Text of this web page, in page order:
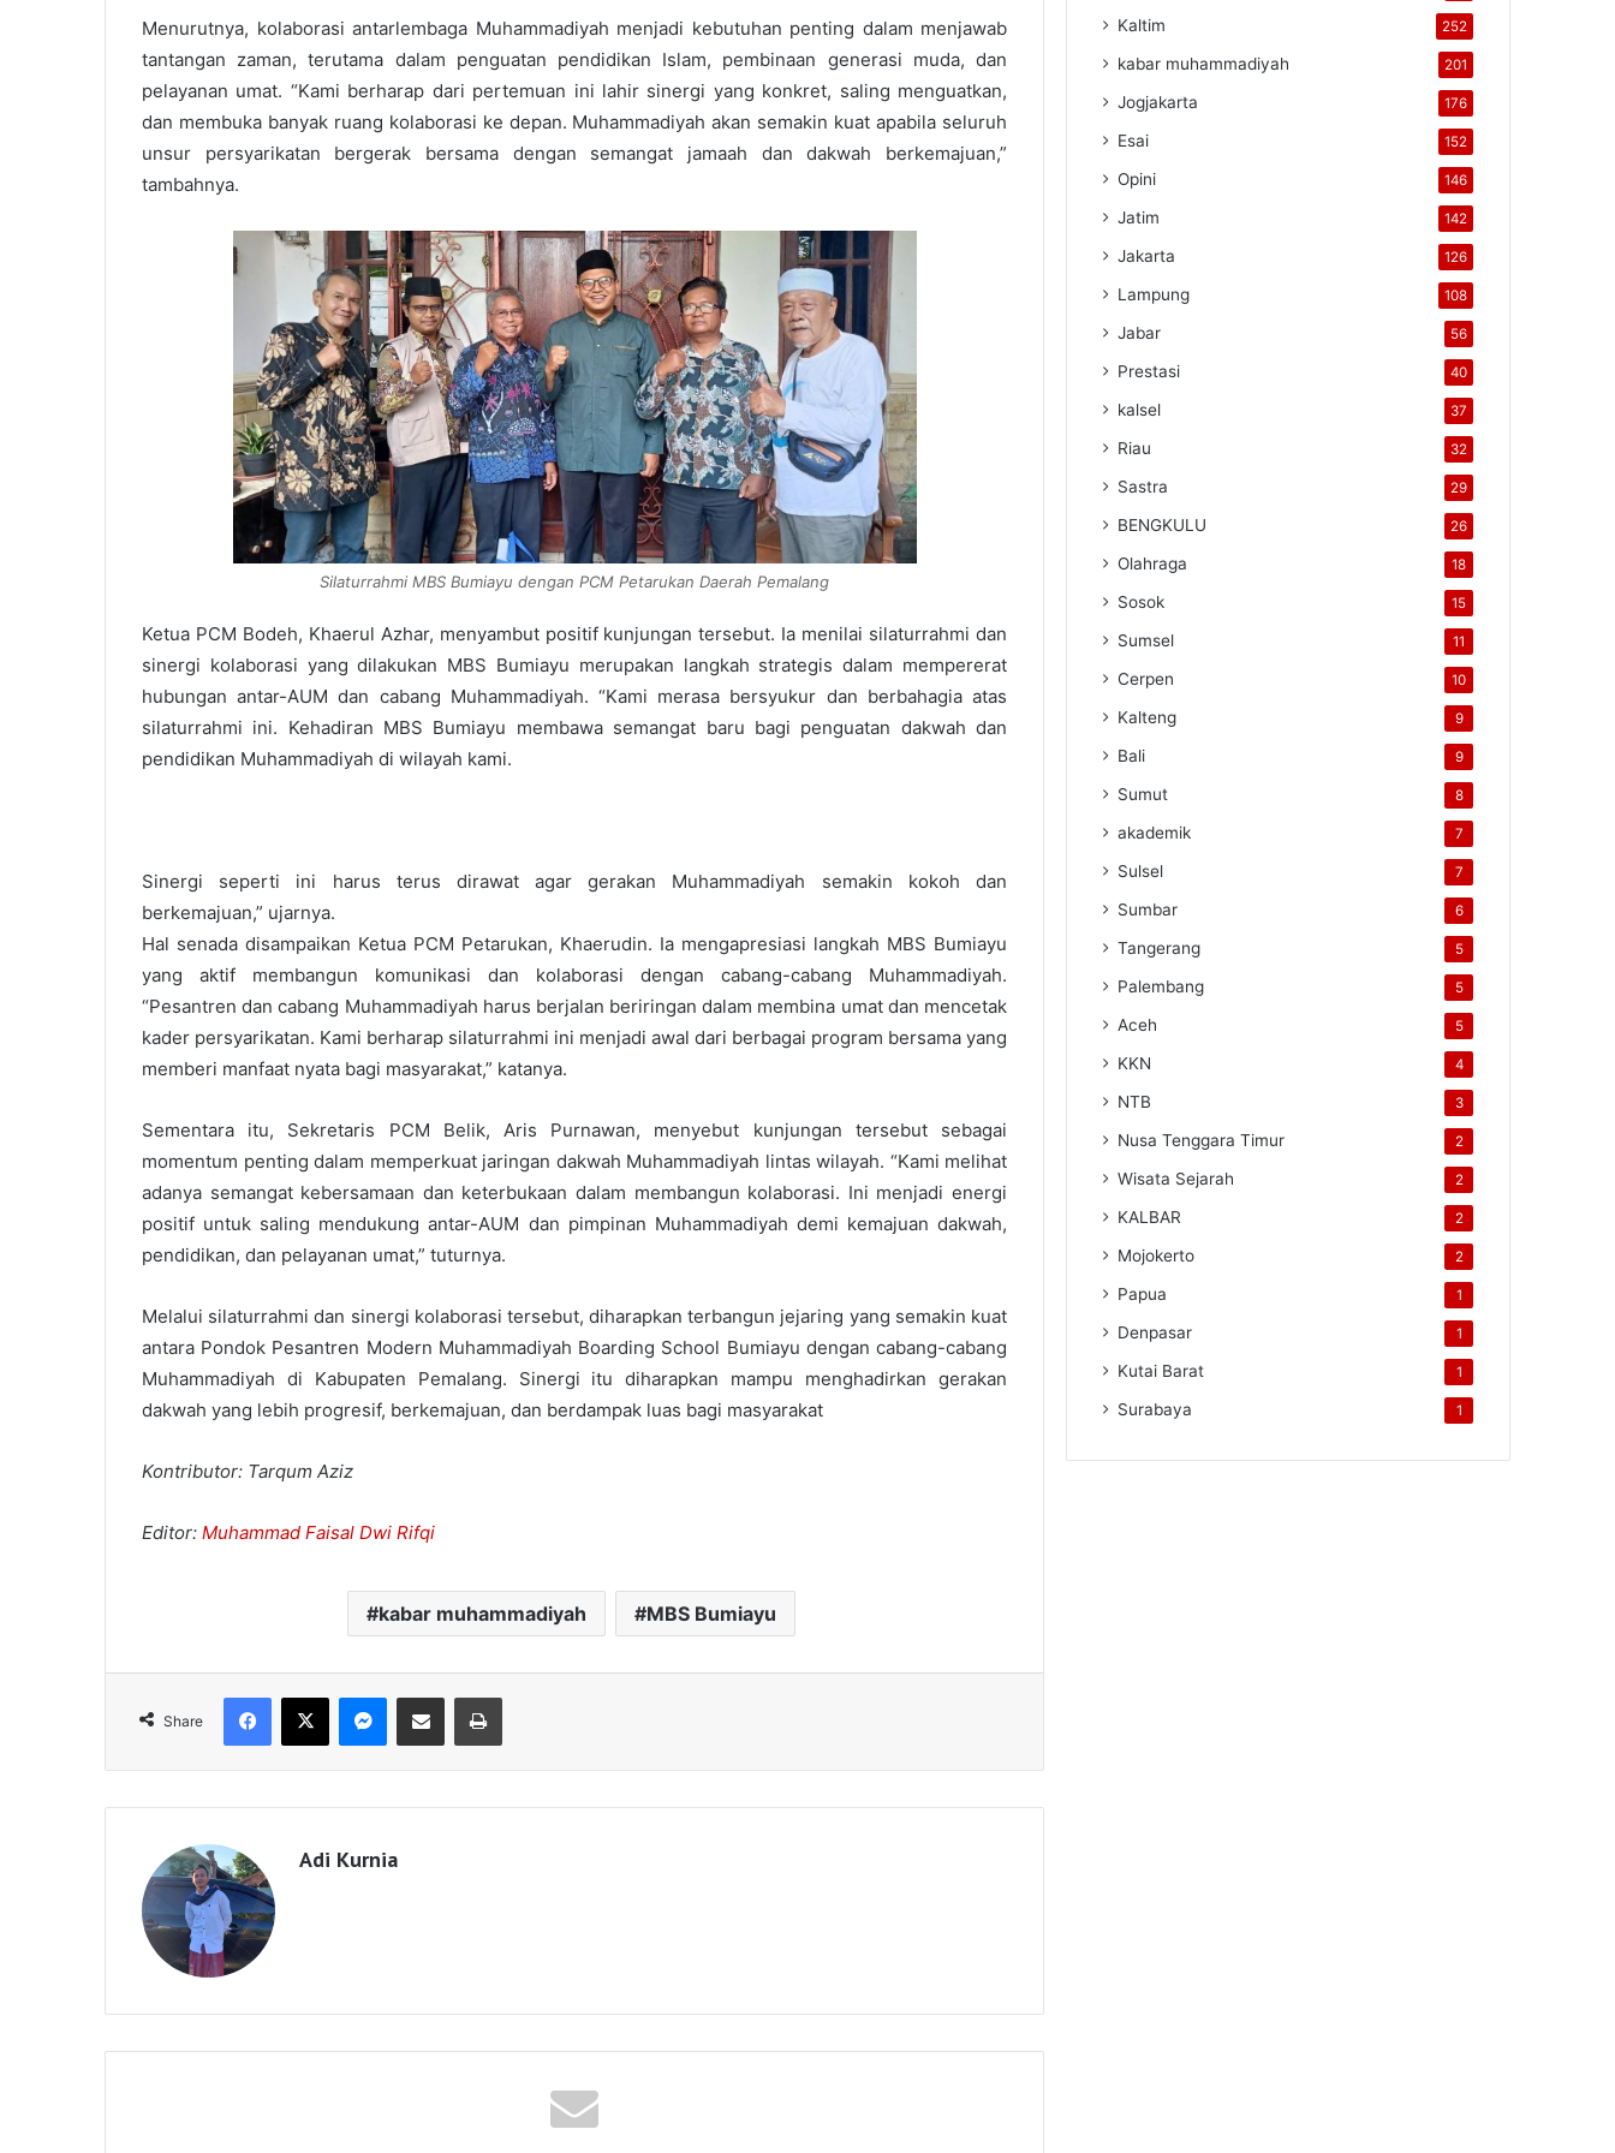
Menurutnya, kolaborasi antarlembaga Muhammadiyah menjadi kebutuhan penting dalam menjawab
tantangan zaman, terutama dalam penguatan pendidikan Islam, pembinaan generasi muda, dan
pelayanan umat. “Kami berharap dari pertemuan ini lahir sinergi yang konkret, saling menguatkan,
dan membuka banyak ruang kolaborasi ke depan. Muhammadiyah akan semakin kuat apabila seluruh
unsur persyarikatan bergerak bersama dengan semangat jamaah dan dakwah berkemajuan,”
tambahnya.
Silaturrahmi MBS Bumiayu dengan PCM Petarukan Daerah Pemalang
Ketua PCM Bodeh, Khaerul Azhar, menyambut positif kunjungan tersebut. Ia menilai silaturrahmi dan
sinergi kolaborasi yang dilakukan MBS Bumiayu merupakan langkah strategis dalam mempererat
hubungan antar-AUM dan cabang Muhammadiyah. “Kami merasa bersyukur dan berbahagia atas
silaturrahmi ini. Kehadiran MBS Bumiayu membawa semangat baru bagi penguatan dakwah dan
pendidikan Muhammadiyah di wilayah kami.
Sinergi seperti ini harus terus dirawat agar gerakan Muhammadiyah semakin kokoh dan
berkemajuan,” ujarnya.
Hal senada disampaikan Ketua PCM Petarukan, Khaerudin. Ia mengapresiasi langkah MBS Bumiayu
yang aktif membangun komunikasi dan kolaborasi dengan cabang-cabang Muhammadiyah.
“Pesantren dan cabang Muhammadiyah harus berjalan beriringan dalam membina umat dan mencetak
kader persyarikatan. Kami berharap silaturrahmi ini menjadi awal dari berbagai program bersama yang
memberi manfaat nyata bagi masyarakat,” katanya.
Sementara itu, Sekretaris PCM Belik, Aris Purnawan, menyebut kunjungan tersebut sebagai
momentum penting dalam memperkuat jaringan dakwah Muhammadiyah lintas wilayah. “Kami melihat
adanya semangat kebersamaan dan keterbukaan dalam membangun kolaborasi. Ini menjadi energi
positif untuk saling mendukung antar-AUM dan pimpinan Muhammadiyah demi kemajuan dakwah,
pendidikan, dan pelayanan umat,” tuturnya.
Melalui silaturrahmi dan sinergi kolaborasi tersebut, diharapkan terbangun jejaring yang semakin kuat
antara Pondok Pesantren Modern Muhammadiyah Boarding School Bumiayu dengan cabang-cabang
Muhammadiyah di Kabupaten Pemalang. Sinergi itu diharapkan mampu menghadirkan gerakan
dakwah yang lebih progresif, berkemajuan, dan berdampak luas bagi masyarakat
Kontributor: Tarqum Aziz
Editor: Muhammad Faisal Dwi Rifqi
kabar muhammadiyah MBS Bumiayu
Share
Facebook
X Messenger
Share via Email Print
Adi Kurnia
Kaltim 252
kabar muhammadiyah 201
Jogjakarta 176
Esai 152
Opini 146
Jatim 142
Jakarta 126
Lampung 108
Jabar 56
Prestasi 40
kalsel 37
Riau 32
Sastra 29
BENGKULU 26
Olahraga 18
Sosok 15
Sumsel 11
Cerpen 10
Kalteng 9
Bali 9
Sumut 8
akademik 7
Sulsel 7
Sumbar 6
Tangerang 5
Palembang 5
Aceh 5
KKN 4
NTB 3
Nusa Tenggara Timur 2
Wisata Sejarah 2
KALBAR 2
Mojokerto 2
Papua 1
Denpasar 1
Kutai Barat 1
Surabaya 1